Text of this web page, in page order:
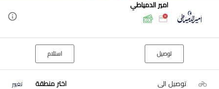
امير الدمياطي
توصيل استلام
توصيل الى اختر منطقة تغيير